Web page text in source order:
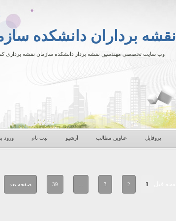
نقشه برداران دانشکده
وب سایت تخصصی مهندسین نقشه بردار دانشکده سازمان نقشه برداری
پروفایل عناوین مطالب آرشیو ثبت نام ورود
1
2
3
39 صفحه بعد